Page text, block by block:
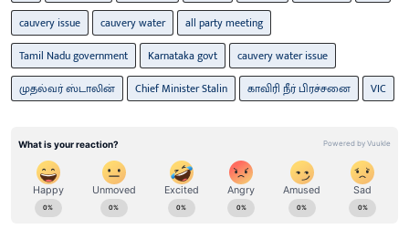
cauvery issue
cauvery water
all party meeting
Tamil Nadu government
Karnataka govt
cauvery water issue
முதல்வர் ஸ்டாலின்
Chief Minister Stalin காவிரி நீர் பிரச்சனை VIC